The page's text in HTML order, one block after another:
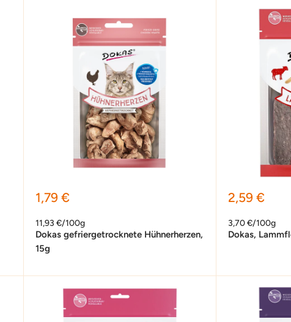
Sonderpreis
1,79 €
11,93 €/100g
Dokas gefriergetrocknete Hühnerherzen,
15g
Sonderpreis
2,59 €
3,70 €/100g
Dokas,